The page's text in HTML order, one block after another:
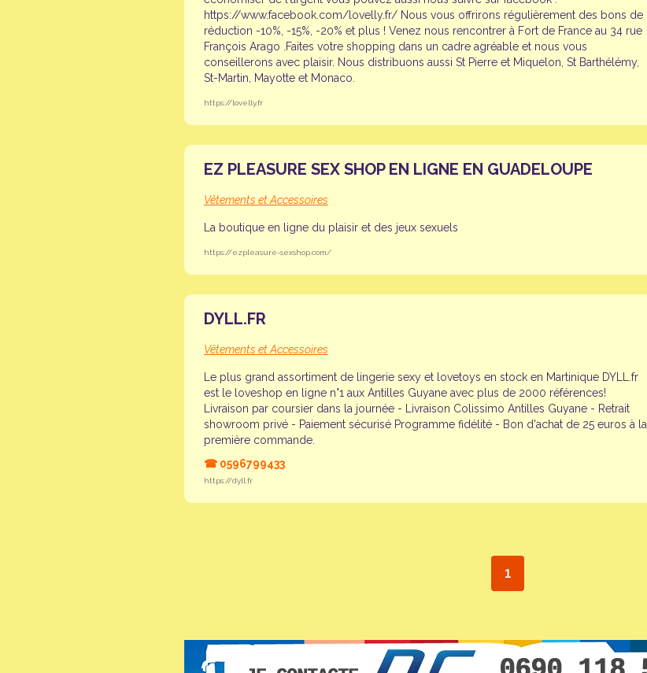
https://www.facebook.com/lovelly.fr/ Nous vous offrirons régulièrement des bons de
réduction -10%, -15%, -20% et plus ! Venez nous rencontrer à Fort de France au 34 rue
François Arago .Faites votre shopping dans un cadre agréable et nous vous
conseillerons avec plaisir. Nous distribuons aussi St Pierre et Miquelon, St Barthélémy,
St-Martin, Mayotte et Monaco.
https://lovelly.fr
EZ PLEASURE SEX SHOP EN LIGNE EN GUADELOUPE
Vêtements et Accessoires
La boutique en ligne du plaisir et des jeux sexuels
https://ezpleasure-sexshop.com/
DYLL.FR
Vêtements et Accessoires
Le plus grand assortiment de lingerie sexy et lovetoys en stock en Martinique DYLL.fr
est le loveshop en ligne n°1 aux Antilles Guyane avec plus de 2000 références!
Livraison par coursier dans la journée - Livraison Colissimo Antilles Guyane - Retrait
showroom privé - Paiement sécurisé Programme fidélité - Bon d'achat de 25 euros à la
première commande.
☎ 0596799433
https://dyll.fr
1